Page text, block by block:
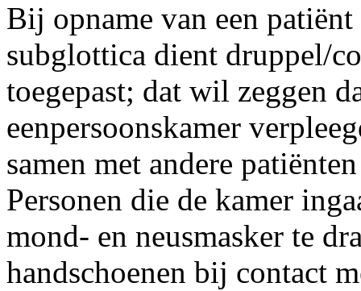
Bij opname van een
subglottica dient druppel/
toegepast; dat wil zeggen
eenpersoonskamer
samen met andere
Personen die de kamer
mond- en neusmasker te
handschoenen bij contact